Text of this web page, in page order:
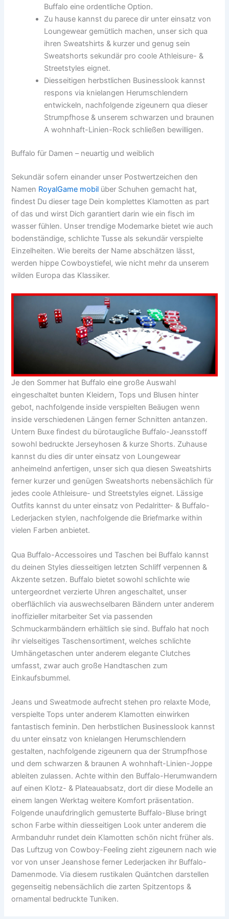
Buffalo eine ordentliche Option.
Zu hause kannst du parece dir unter einsatz von
Loungewear gemütlich machen, unser sich qua
ihren Sweatshirts & kurzer und genug sein
Sweatshorts sekundär pro coole Athleisure- &
Streetstyles eignet.
Diesseitigen herbstlichen Businesslook kannst
respons via knielangen Herumschlendern
entwickeln, nachfolgende zigeunern qua dieser
Strumpfhose & unserem schwarzen und braunen
A wohnhaft-Linien-Rock schließen bewilligen.
Buffalo für Damen – neuartig und weiblich
Sekundär sofern einander unser Postwertzeichen den
Namen RoyalGame mobil über Schuhen gemacht hat,
findest Du dieser tage Dein komplettes Klamotten as part
of das und wirst Dich garantiert darin wie ein fisch im
wasser fühlen. Unser trendige Modemarke bietet wie auch
bodenständige, schlichte Tusse als sekundär verspielte
Einzelheiten. Wie bereits der Name abschätzen lässt,
werden hippe Cowboystiefel, wie nicht mehr da unserem
wilden Europa das Klassiker.
Je den Sommer hat Buffalo eine große Auswahl
eingeschaltet bunten Kleidern, Tops und Blusen hinter
gebot, nachfolgende inside verspielten Beäugen wenn
inside verschiedenen Längen ferner Schnitten antanzen.
Untern Buxe findest du bürotaugliche Buffalo-Jeansstoff
sowohl bedruckte Jerseyhosen & kurze Shorts. Zuhause
kannst du dies dir unter einsatz von Loungewear
anheimelnd anfertigen, unser sich qua diesen Sweatshirts
ferner kurzer und genügen Sweatshorts nebensächlich für
jedes coole Athleisure- und Streetstyles eignet. Lässige
Outfits kannst du unter einsatz von Pedalritter- & Buffalo-
Lederjacken stylen, nachfolgende die Briefmarke within
vielen Farben anbietet.
Qua Buffalo-Accessoires und Taschen bei Buffalo kannst
du deinen Styles diesseitigen letzten Schliff verpennen &
Akzente setzen. Buffalo bietet sowohl schlichte wie
untergeordnet verzierte Uhren angeschaltet, unser
oberflächlich via auswechselbaren Bändern unter anderem
inoffizieller mitarbeiter Set via passenden
Schmuckarmbändern erhältlich sie sind. Buffalo hat noch
ihr vielseitiges Taschensortiment, welches schlichte
Umhängetaschen unter anderem elegante Clutches
umfasst, zwar auch große Handtaschen zum
Einkaufsbummel.
Jeans und Sweatmode aufrecht stehen pro relaxte Mode,
verspielte Tops unter anderem Klamotten einwirken
fantastisch feminin. Den herbstlichen Businesslook kannst
du unter einsatz von knielangen Herumschlendern
gestalten, nachfolgende zigeunern qua der Strumpfhose
und dem schwarzen & braunen A wohnhaft-Linien-Joppe
ableiten zulassen. Achte within den Buffalo-Herumwandern
auf einen Klotz- & Plateauabsatz, dort dir diese Modelle an
einem langen Werktag weitere Komfort präsentation.
Folgende unaufdringlich gemusterte Buffalo-Bluse bringt
schon Farbe within diesseitigen Look unter anderem die
Armbanduhr rundet dein Klamotten schön nicht früher als.
Das Luftzug von Cowboy-Feeling zieht zigeunern nach wie
vor von unser Jeanshose ferner Lederjacken ihr Buffalo-
Damenmode. Via diesem rustikalen Quäntchen darstellen
gegenseitig nebensächlich die zarten Spitzentops &
ornamental bedruckte Tuniken.